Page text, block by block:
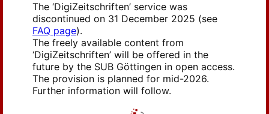
The ‘DigiZeitschriften’ service was
discontinued on 31 December 2025 (see
FAQ page).
The freely available content from
‘DigiZeitschriften’ will be offered in the
future by the SUB Göttingen in open access.
The provision is planned for mid-2026.
Further information will follow.